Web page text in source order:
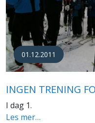
01.12.2011
INGEN TRENING
I dag 1.
Les mer…